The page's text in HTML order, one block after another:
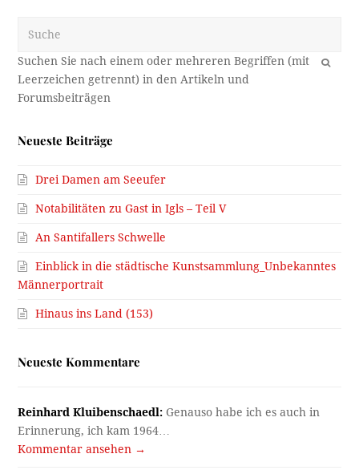
OK
Neueste Beiträge
Drei Damen am Seeufer
Notabilitäten zu Gast in Igls – Teil V
An Santifallers Schwelle
Einblick in die städtische Kunstsammlung_Unbekanntes
Männerportrait
Hinaus ins Land (153)
Neueste Kommentare
Reinhard Kluibenschaedl: Genauso habe ich es auch in
Erinnerung, ich kam 1964…
Kommentar ansehen →